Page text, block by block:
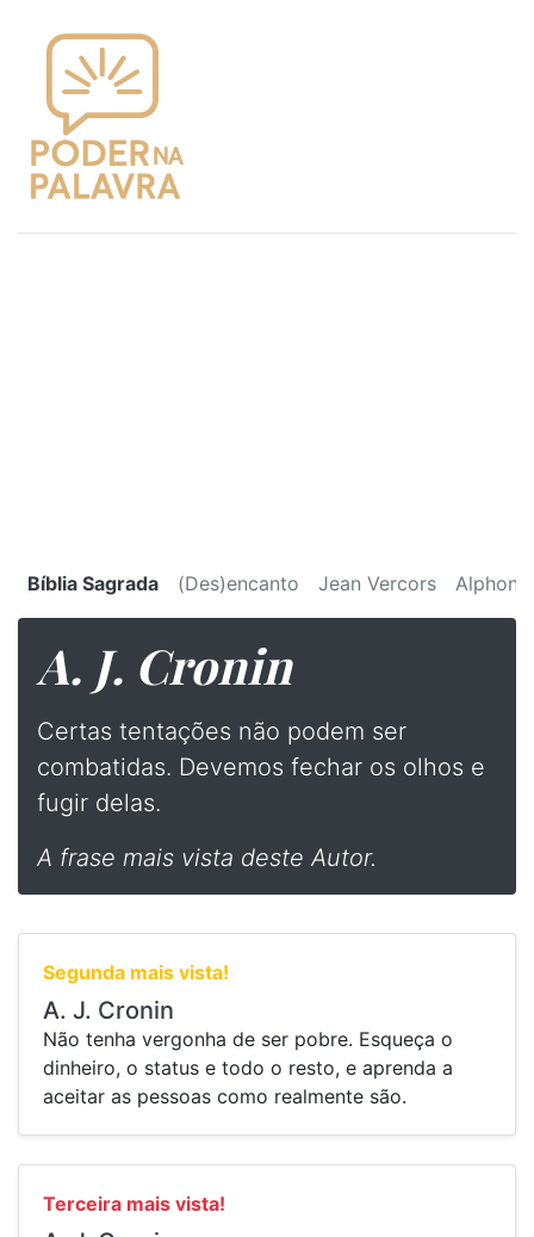
Bíblia Sagrada (Des)encanto Jean Vercors
A. J. Cronin
⁠Certas tentações não podem ser
combatidas. Devemos fechar os olhos e
fugir delas.
A frase mais vista deste Autor.
Segunda mais vista!
A. J. Cronin
⁠Não tenha vergonha de ser pobre. Esqueça o
dinheiro, o status e todo o resto, e aprenda a
aceitar as pessoas como realmente são.
Terceira mais vista!